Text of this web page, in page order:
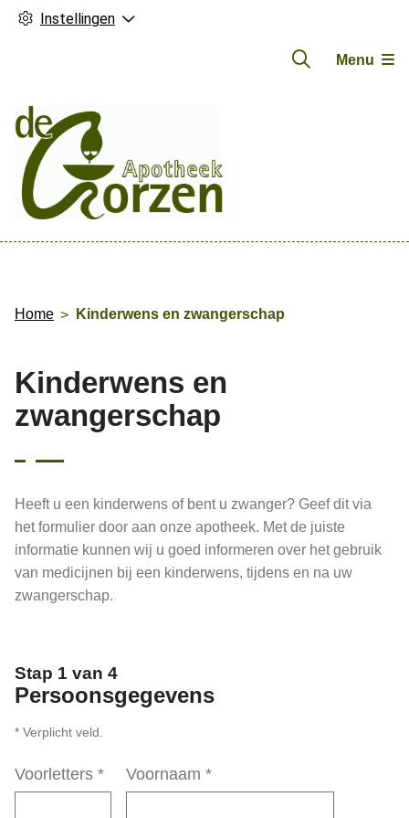
Instellingen
Menu
Home Kinderwens en zwangerschap
Kinderwens en
zwangerschap
Heeft u een kinderwens of bent u zwanger? Geef dit via
het formulier door aan onze apotheek. Met de juiste
informatie kunnen wij u goed informeren over het gebruik
van medicijnen bij een kinderwens, tijdens en na uw
zwangerschap.
Stap 1 van 4
Persoonsgegevens
* Verplicht veld.
Voorletters * Voornaam *